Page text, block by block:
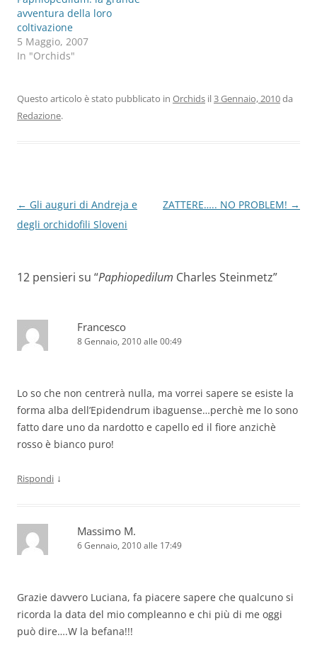
avventura della loro
coltivazione
5 Maggio, 2007
In "Orchids"
Questo articolo è stato pubblicato in Orchids il3 Gennaio, 2010da
Redazione.
Navigazione
articolo
← Gli auguri di Andreja e
degli orchidofili Sloveni
ZATTERE….. NO PROBLEM! →
12 pensieri su “Paphiopedilum Charles Steinmetz”
Francesco
8 Gennaio, 2010 alle 00:49
Lo so che non centrerà nulla, ma vorrei sapere se esiste la
forma alba dell’Epidendrum ibaguense…perchè me lo sono
fatto dare uno da nardotto e capello ed il fiore anzichè
rosso è bianco puro!
Rispondi ↓
Massimo M.
6 Gennaio, 2010 alle 17:49
Grazie davvero Luciana, fa piacere sapere che qualcuno si
ricorda la data del mio compleanno e chi più di me oggi
può dire….W la befana!!!